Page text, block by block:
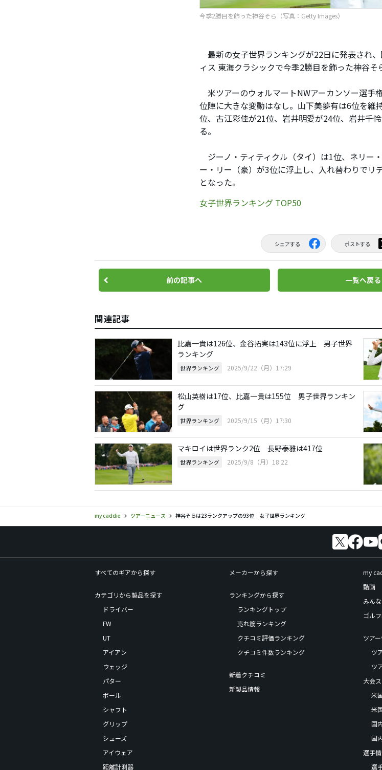
今季2勝目を飾った神谷そら（写真：Getty Images）
最新の女子世界ランキングが22日に発表され
ィス 東海クラシックで今季2勝目を飾った神谷そ
米ツアーのウォルマートNWアーカンソー選手
位陣に大きな変動はなし。山下美夢有は6位を維
位、古江彩佳が21位、岩井明愛が24位、岩井千
る。
ジーノ・ティティクル（タイ）は1位、ネリー
ー・リー（豪）が3位に浮上し、入れ替わりでリ
となった。
女子世界ランキング TOP50
シェアする ポストする
前の記事へ 一覧へ戻る
関連記事
比嘉一貴は126位、金谷拓実は143位に浮上 男子世界
ランキング
世界ランキング 2025/9/22（月）17:29
松山英樹は17位、比嘉一貴は155位 男子世界ランキン
グ
世界ランキング 2025/9/15（月）17:30
マキロイは世界ランク2位 長野泰雅は417位
世界ランキング 2025/9/8（月）18:22
my caddie ツアーニュース 神谷そらは23ランクアップの93位 女子世界ランキング
すべてのギアから探す
カテゴリから製品を探す
ドライバー
FW
UT
アイアン
ウェッジ
パター
ボール
シャフト
グリップ
シューズ
アイウェア
距離計測器
メーカーから探す
ランキングから探す
ランキングトップ
売れ筋ランキング
クチコミ評価ランキング
クチコミ件数ランキング
新着クチコミ
新製品情報
my
動画
みん
ゴル
ツア
ツ
ツ
大会
米
米
国
国
選手
選